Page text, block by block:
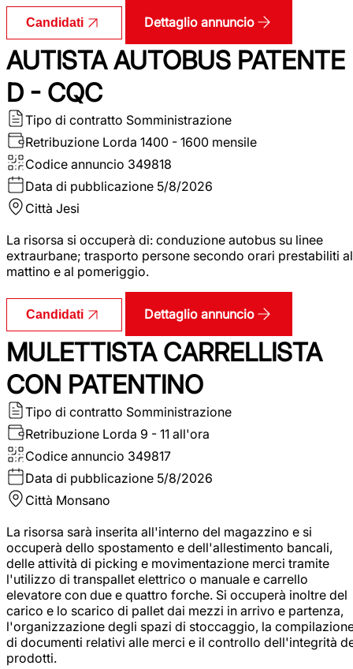
Candidati Dettaglio annuncio
AUTISTA AUTOBUS PATENTE
D - CQC
Tipo di contratto Somministrazione
Retribuzione Lorda 1400 - 1600 mensile
Codice annuncio 349818
Data di pubblicazione 5/8/2026
Città Jesi
La risorsa si occuperà di: conduzione autobus su linee
extraurbane; trasporto persone secondo orari prestabiliti al
mattino e al pomeriggio.
Candidati Dettaglio annuncio
MULETTISTA CARRELLISTA
CON PATENTINO
Tipo di contratto Somministrazione
Retribuzione Lorda 9 - 11 all'ora
Codice annuncio 349817
Data di pubblicazione 5/8/2026
Città Monsano
La risorsa sarà inserita all'interno del magazzino e si
occuperà dello spostamento e dell'allestimento bancali,
delle attività di picking e movimentazione merci tramite
l'utilizzo di transpallet elettrico o manuale e carrello
elevatore con due e quattro forche. Si occuperà inoltre del
carico e lo scarico di pallet dai mezzi in arrivo e partenza,
l'organizzazione degli spazi di stoccaggio, la
di documenti relativi alle merci e il controllo dell'integrità
prodotti.